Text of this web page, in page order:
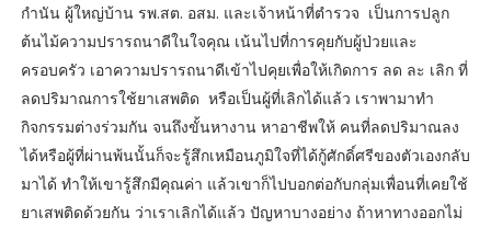
กำนัน ผู้ใหญ่บ้าน รพ.สต. อสม. และเจ้าหน้าที่ตำรวจ เป็นการปลูก
ต้นไม้ความปรารถนาดีในใจคุณ เน้นไปที่การคุยกับผู้ป่วยและ
ครอบครัว เอาความปรารถนาดีเข้าไปคุยเพื่อให้เกิดการ ลด ละ เลิก ที่
ลดปริมาณการใช้ยาเสพติด หรือเป็นผู้ที่เลิกได้แล้ว เราพามาทำ
กิจกรรมต่างร่วมกัน จนถึงขั้นหางาน หาอาชีพให้ คนที่ลดปริมาณลง
ได้หรือผู้ที่ผ่านพ้นนั้นก็จะรู้สึกเหมือนภูมิใจที่ได้กู้ศักดิ์ศรีของตัวเองกลับ
มาได้ ทำให้เขารู้สึกมีคุณค่า แล้วเขาก็ไปบอกต่อกับกลุ่มเพื่อนที่เคยใช้
ยาเสพติดด้วยกัน ว่าเราเลิกได้แล้ว ปัญหาบางอย่าง ถ้าหาทางออกไม่